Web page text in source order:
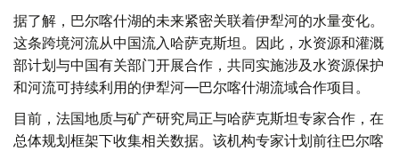
据了解，巴尔喀什湖的未来紧密关联着伊犁河的水量变化。
这条跨境河流从中国流入哈萨克斯坦。因此，水资源和灌溉
部计划与中国有关部门开展合作，共同实施涉及水资源保护
和河流可持续利用的伊犁河—巴尔喀什湖流域合作项目。
目前，法国地质与矿产研究局正与哈萨克斯坦专家合作，在
总体规划框架下收集相关数据。该机构专家计划前往巴尔喀